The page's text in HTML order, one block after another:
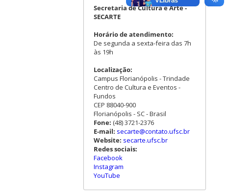
Secretaria de Cultura e Arte -
SECARTE
Horário de atendimento:
De segunda a sexta-feira das 7h
às 19h
Localização:
Campus Florianópolis - Trindade
Centro de Cultura e Eventos -
Fundos
CEP 88040-900
Florianópolis - SC - Brasil
Fone: (48) 3721-2376
E-mail: secarte@contato.ufsc.br
Website: secarte.ufsc.br
Redes sociais:
Facebook
Instagram
YouTube